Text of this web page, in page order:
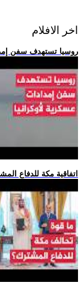
اخر الافلام
.. روسيا تستهدف سفن
.. اتفاقية مكة للدفاع